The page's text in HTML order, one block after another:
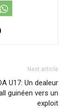
Next article
U17: Un dealeur
guinéen vers un
exploit